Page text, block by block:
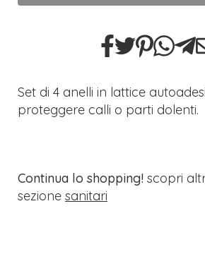
Set di 4 anelli in lattice
proteggere calli o parti dolenti.
Continua lo shopping! scopri
sezione sanitari